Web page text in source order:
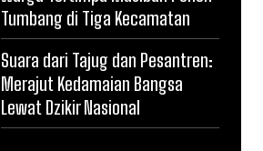
Tumbang di Tiga Kecamatan
Suara dari Tajug dan Pesantren:
Merajut Kedamaian Bangsa
Lewat Dzikir Nasional